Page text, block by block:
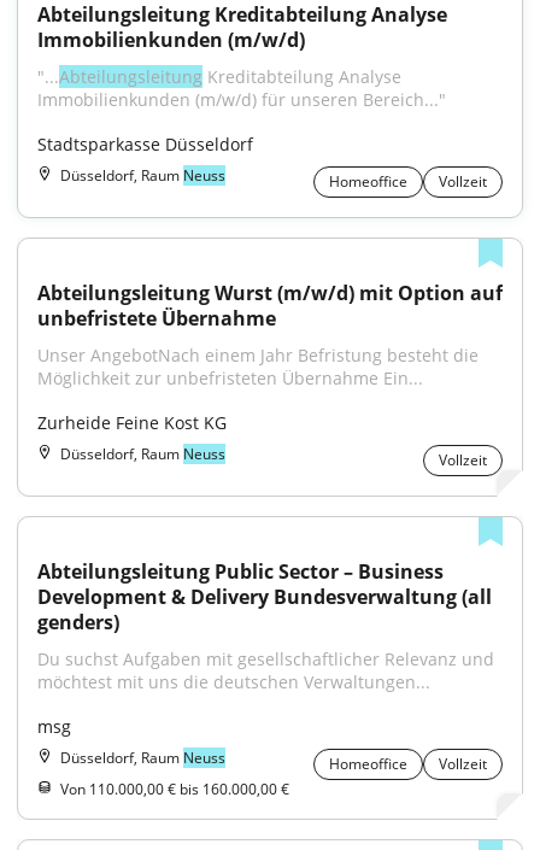
Abteilungsleitung Kreditabteilung Analyse
Immobilienkunden (m/w/d)
"...Abteilungsleitung Kreditabteilung Analyse
Immobilienkunden (m/w/d) für unseren Bereich..."
Stadtsparkasse Düsseldorf
Düsseldorf, Raum Neuss Homeoffice Vollzeit
Abteilungsleitung Wurst (m/w/d) mit Option auf
unbefristete Übernahme
Unser AngebotNach einem Jahr Befristung besteht die
Möglichkeit zur unbefristeten Übernahme Ein...
Zurheide Feine Kost KG
Düsseldorf, Raum Neuss Vollzeit
Abteilungsleitung Public Sector – Business
Development & Delivery Bundesverwaltung (all
genders)
Du suchst Aufgaben mit gesellschaftlicher Relevanz und
möchtest mit uns die deutschen Verwaltungen...
msg
Düsseldorf, Raum Neuss Homeoffice
Vollzeit
Von 110.000,00 € bis 160.000,00 €